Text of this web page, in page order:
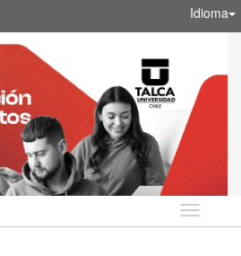
Idioma
Idioma